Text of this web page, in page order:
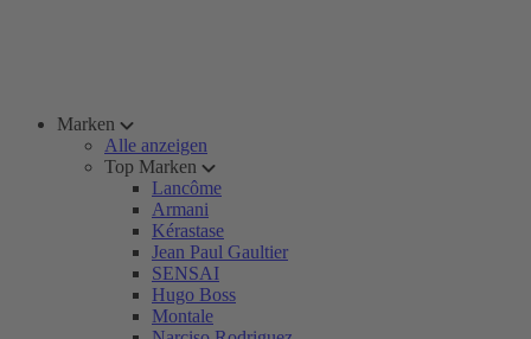
Marken
Alle anzeigen
Top Marken
Lancôme
Armani
Kérastase
Jean Paul Gaultier
SENSAI
Hugo Boss
Montale